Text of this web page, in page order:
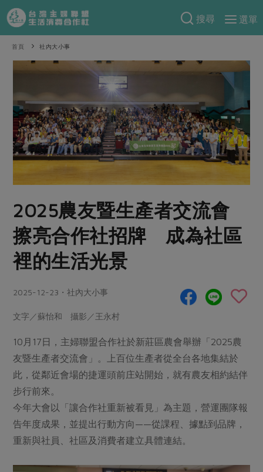
搜尋
選單
產品分類
芽苗類 蕈菇類
辛香料類
奶蛋豆・五穀
蛋 乳製品
豆製品 米麵雜糧
肉品・水產
畜產肉類
調理食材・點心
調味醬料/南北貨 烘焙
休閒零嘴 沖泡飲品
保健食品
居家好物
美妝保養 個人清潔
家庭清潔 織品
食譜料理
食材
米食
麵食
肉食
海鮮
常備菜
蔬食
蛋料理
料理方式
湯品．鍋物
漬物
涼拌沙拉
飲品
特別企畫
預購活動
把最好的台灣味帶回家！
更多預購活動
當季產品
合作25-精選產品第四彈
合作25-精選產品第三彈
更多當季產品
議題活動
主婦聯盟X樂齡網特約優惠案
30%rPET紅烏龍茶
2024農業發展計畫年度報告
更多議題活動
綠主張
觀點文章
主婦食堂 一籃菜真心話
社內大小事 合作聯合國
產品故事 生活提案
樂齡生活 親子食育
廚房瑜伽
減硝酸鹽
非基改運動 支持本土農糧
廢核運動 能源議題
減添加物
公益金 食農教育
更多議題
關於合作社
關於我們
合作社組織
員工與求才
產品檢驗
自主把關
檢驗報告
硝酸鹽檢驗
社員權益
合作社法規
社務專區
選舉專區
首頁 社內大小事
2025農友暨生產者交流會
擦亮合作社招牌 成為社區
裡的生活光景
2025-12-23・社內大小事
文字／蘇怡和 攝影／王永村
10月17日，主婦聯盟合作社於新莊區農會舉辦「2025農
友暨生產者交流會」。上百位生產者從全台各地集結於
此，從鄰近會場的捷運頭前庄站開始，就有農友相約結伴
步行前來。
今年大會以「讓合作社重新被看見」為主題，營運團隊報
告年度成果，並提出行動方向——從課程、據點到品牌，
重新與社員、社區及消費者建立具體連結。